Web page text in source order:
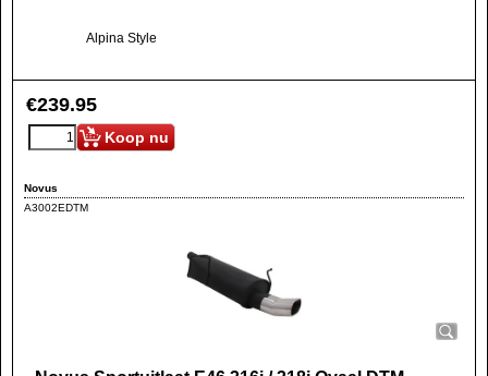
Alpina Style
€239.95
Koop nu
Novus
A3002EDTM